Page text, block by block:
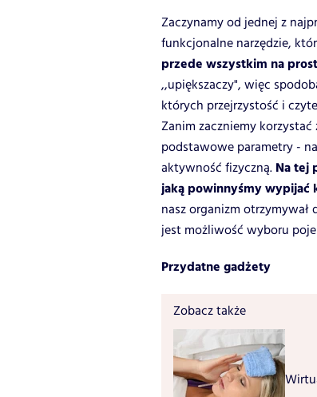
Zaczynamy od jednej z
funkcjonalne narzędzie,
przede wszystkim na
,,upiększaczy", więc
których przejrzystość i
Zanim zaczniemy
podstawowe parametry -
aktywność fizyczną. Na tej
jaką powinnyśmy wypijać
nasz organizm
jest możliwość wyboru
Przydatne gadżety
Zobacz także